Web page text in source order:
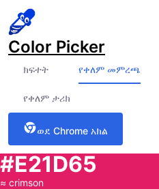
Color Picker
ክፍተት የቀለም መምረጫ
የቀለም ታሪክ
ወደ Chrome አክል
#E21D65
≈ crimson